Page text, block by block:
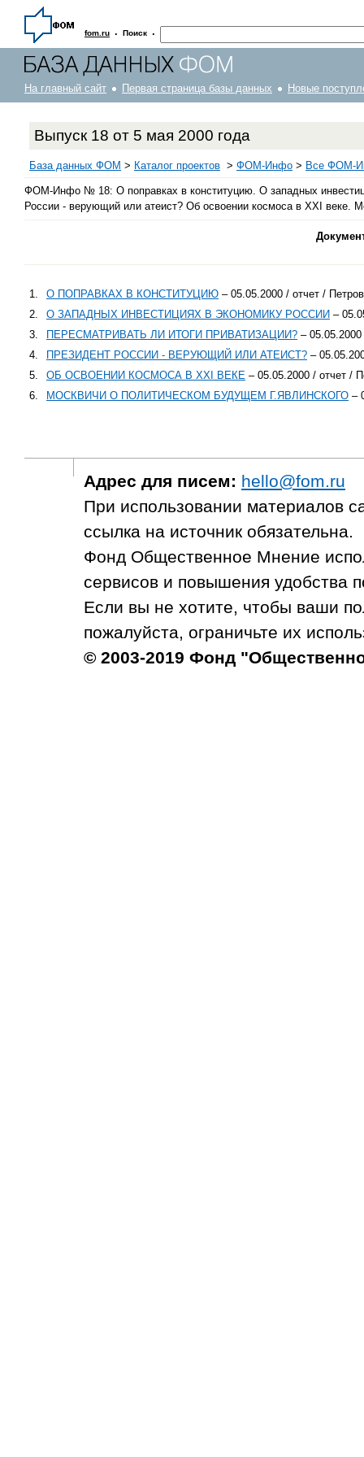
fom.ru · Поиск ·
На главный сайт Первая страница базы данных Новые
Выпуск 18 от 5 мая 2000 года
База данных ФОМ > Каталог проектов > ФOM-Инфо > Все ФОМ-
ФОМ-Инфо № 18: О поправках в конституцию. О западных
России - верующий или атеист? Об освоении космоса в XXI веке.
1. О ПОПРАВКАХ В КОНСТИТУЦИЮ – 05.05.2000 / отчет /
2.
О ЗАПАДНЫХ ИНВЕСТИЦИЯХ В ЭКОНОМИКУ РОССИИ –
3.
ПЕРЕСМАТРИВАТЬ ЛИ ИТОГИ ПРИВАТИЗАЦИИ? –
4.
ПРЕЗИДЕНТ РОССИИ - ВЕРУЮЩИЙ ИЛИ АТЕИСТ? –
5.
ОБ ОСВОЕНИИ КОСМОСА В XXI ВЕКЕ – 05.05.2000 / отчет /
6.
МОСКВИЧИ О ПОЛИТИЧЕСКОМ БУДУЩЕМ Г.ЯВЛИНСКОГО –
Адрес для писем: hello@fom.ru
При использовании материалов
ссылка на источник обязательна.
Фонд Общественное Мнение
сервисов и повышения удобства
Если вы не хотите, чтобы ваши
пожалуйста, ограничьте их
© 2003-2019 Фонд